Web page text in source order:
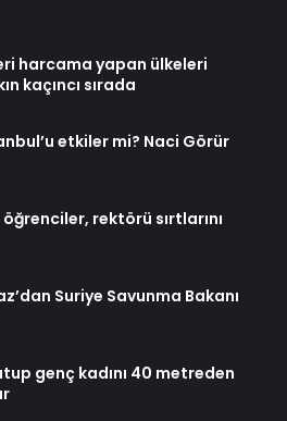
harcama yapan ülkeleri
kaçıncı sırada
etkiler mi? Naci Görür
rektörü sırtlarını
Suriye Savunma Bakanı
genç kadını 40 metreden